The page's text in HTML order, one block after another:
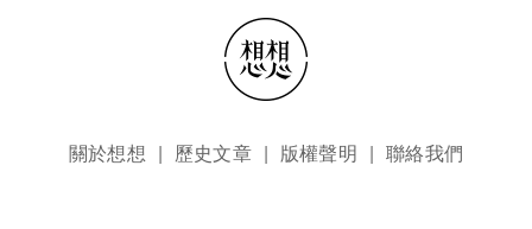
頁尾選單關於想想 歷史文章 版權聲明 聯絡我們